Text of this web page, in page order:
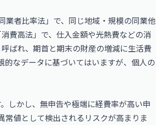
業者比率法」で、同じ地域・規模の同業他
費高法」で、仕入金額や光熱費などの消
ばれ、期首と期末の財産の増減に生活費
なデータに基づいてはいますが、個人の
しかし、無申告や極端に経費率が高い申
値として検出されるリスクが高まりま